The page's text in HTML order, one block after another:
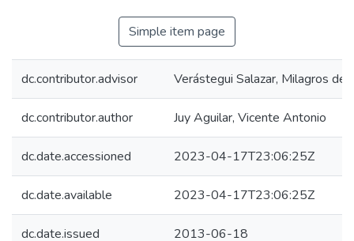
Simple item page
dc.contributor.advisor Verástegui Salazar, Milagros del
dc.contributor.author Juy Aguilar, Vicente Antonio
dc.date.accessioned 2023-04-17T23:06:25Z
dc.date.available 2023-04-17T23:06:25Z
dc.date.issued 2013-06-18